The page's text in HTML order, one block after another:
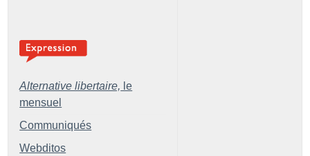
Alternative libertaire, le
mensuel
Communiqués
Webditos